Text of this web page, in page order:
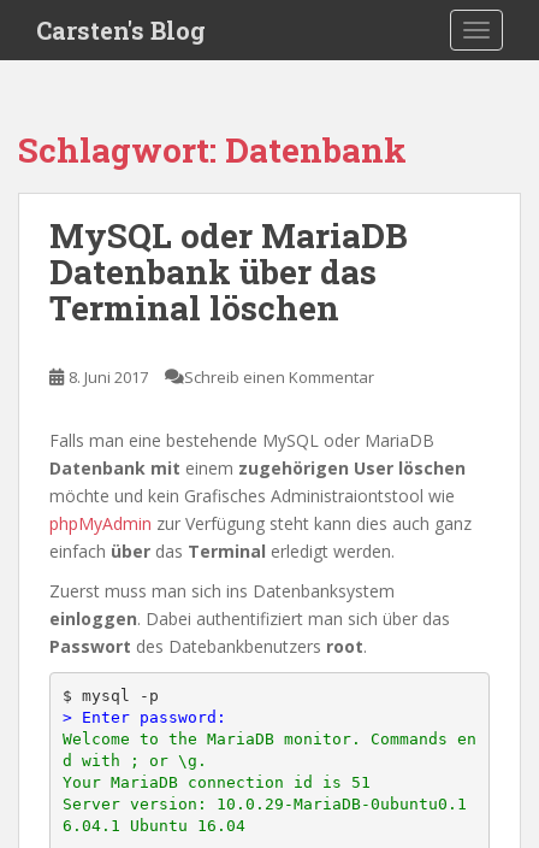
i
Carsten's Blog
Schlagwort: Datenbank
MySQL oder MariaDB
Datenbank über das
Terminal löschen
8. Juni 2017 Schreib einen Kommentar
Falls man eine bestehende MySQL oder MariaDB
Datenbank mit einem zugehörigen User löschen
möchte und kein Grafisches Administraiontstool wie
phpMyAdmin zur Verfügung steht kann dies auch ganz
einfach über das Terminal erledigt werden.
Zuerst muss man sich ins Datenbanksystem
einloggen. Dabei authentifiziert man sich über das
Passwort des Datebankbenutzers root.
> Enter password:
Welcome to the MariaDB monitor. Commands en
d with ; or \g.
Your MariaDB connection id is 51
Server version: 10.0.29-MariaDB-0ubuntu0.1
6.04.1 Ubuntu 16.04